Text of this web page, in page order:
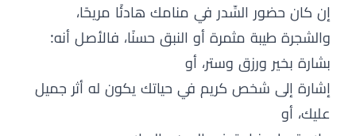
إن كان حضور السِّدر في منامك هادئًا مريحًا،
والشجرة طيبة مثمرة أو النبق حسنًا، فالأصل أنه:
بشارة بخير ورزق وستر، أو
إشارة إلى شخص كريم في حياتك يكون له أثر جميل
عليك، أو